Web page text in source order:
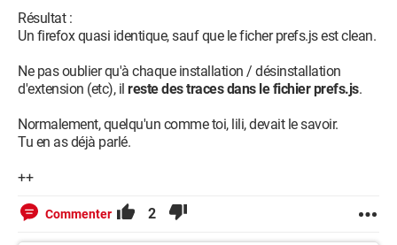
Résultat :
Un firefox quasi identique, sauf que le ficher prefs.js est clean.
Ne pas oublier qu'à chaque installation / désinstallation
d'extension (etc), il reste des traces dans le fichier prefs.js.
Normalement, quelqu'un comme toi, lili, devait le savoir.
Tu en as déjà parlé.
++
Commenter 2